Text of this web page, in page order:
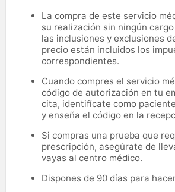
La compra de este servicio
su realización sin ningún
las inclusiones y exclusiones
precio están incluidos los
correspondientes.
Cuando compres el servicio
código de autorización en tu
cita, identifícate como
y enseña el código en la
Si compras una prueba que
prescripción, asegúrate de
vayas al centro médico.
Dispones de 90 días para